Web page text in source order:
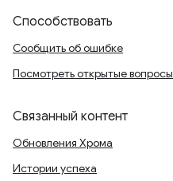
Способствовать
Сообщить об ошибке
Посмотреть открытые вопросы
Связанный контент
Обновления Хрома
Истории успеха